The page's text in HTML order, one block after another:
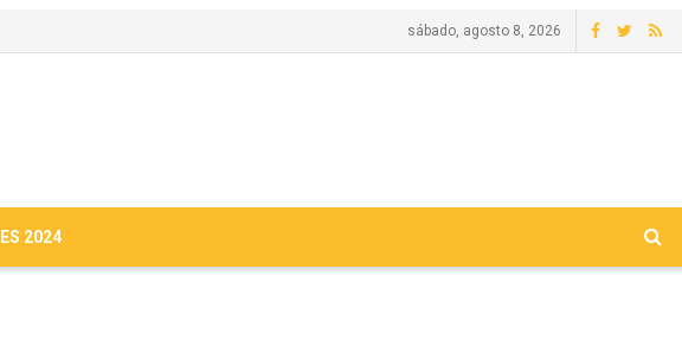
sábado, agosto 8, 2026
2024